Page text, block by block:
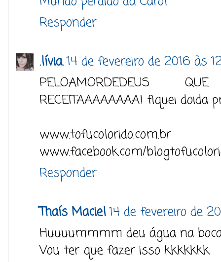
Responder
.lívia.14 de fevereiro de 2016 às
PELOAMORDEDEUS
RECEITAAAAAAAA! fiquei doida
www.tofucolorido.com.br
www.facebook.com/
Responder
Thaís Maciel14 de fevereiro de
Huuuummmm deu água na
Vou ter que fazer isso kkkkkkk